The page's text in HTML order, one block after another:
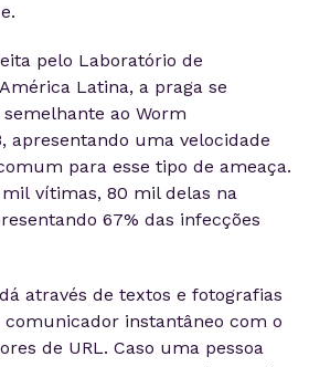
pelo Laboratório de
Latina, a praga se
ao Worm
apresentando uma velocidade
para esse tipo de ameaça.
vítimas, 80 mil delas na
67% das infecções
através de textos e fotografias
comunicador instantâneo com o
de URL. Caso uma pessoa